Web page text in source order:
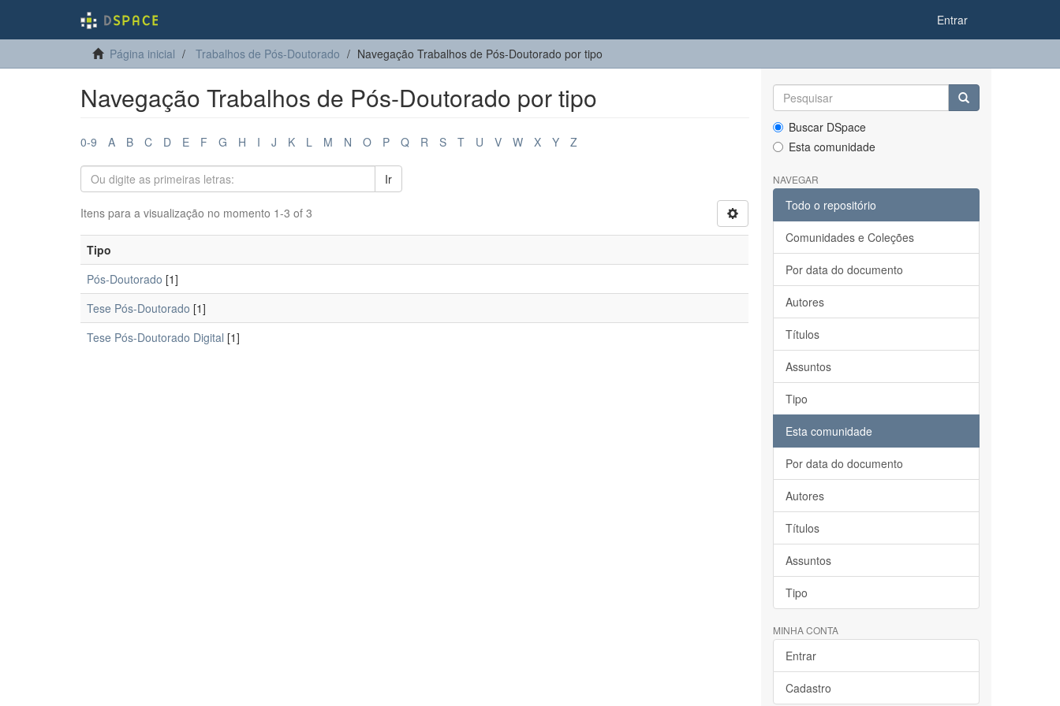
Entrar
Página inicial Trabalhos de Pós-Doutorado Navegação Trabalhos de Pós-Doutorado por tipo
Navegação Trabalhos de Pós-Doutorado por tipo
0-9 A B C D E F G H I J K L M N O P Q R S T U V W X Y Z
Ir
Itens para a visualização no momento 1-3 of 3
Tipo
Pós-Doutorado [1]
Tese Pós-Doutorado [1]
Tese Pós-Doutorado Digital [1]
Buscar DSpace
Esta comunidade
NAVEGAR
Todo o repositório
Comunidades e Coleções
Por data do documento
Autores
Títulos
Assuntos
Tipo
Esta comunidade
Por data do documento
Autores
Títulos
Assuntos
Tipo
MINHA CONTA
Entrar
Cadastro